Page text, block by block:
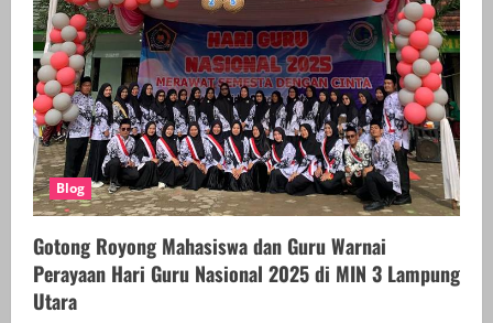
Kreatif
untuk
Tanamkan
Jiwa
Patriotisme
Siswa
di
MIN
2
Lampung
Utara
Blog
Gotong Royong Mahasiswa dan Guru Warnai
Perayaan Hari Guru Nasional 2025 di MIN 3 Lampung
Utara